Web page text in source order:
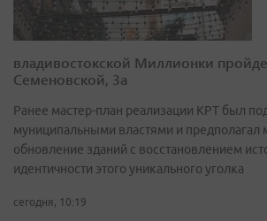
владивостокской Миллионки
Семеновской, 3а
Ранее мастер-план реализации КРТ был
муниципальными властями и предполагал
обновление зданий с восстановлением
идентичности этого уникального уголка
сегодня, 10:19